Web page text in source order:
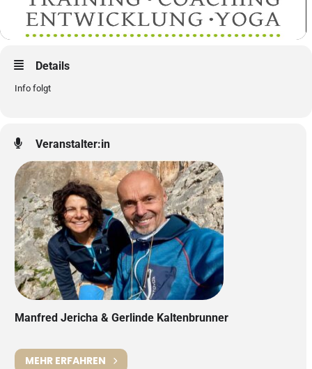
Details
Info folgt
Veranstalter:in
Manfred Jericha & Gerlinde Kaltenbrunner
MEHR ERFAHREN